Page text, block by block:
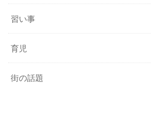
習い事
育児
街の話題